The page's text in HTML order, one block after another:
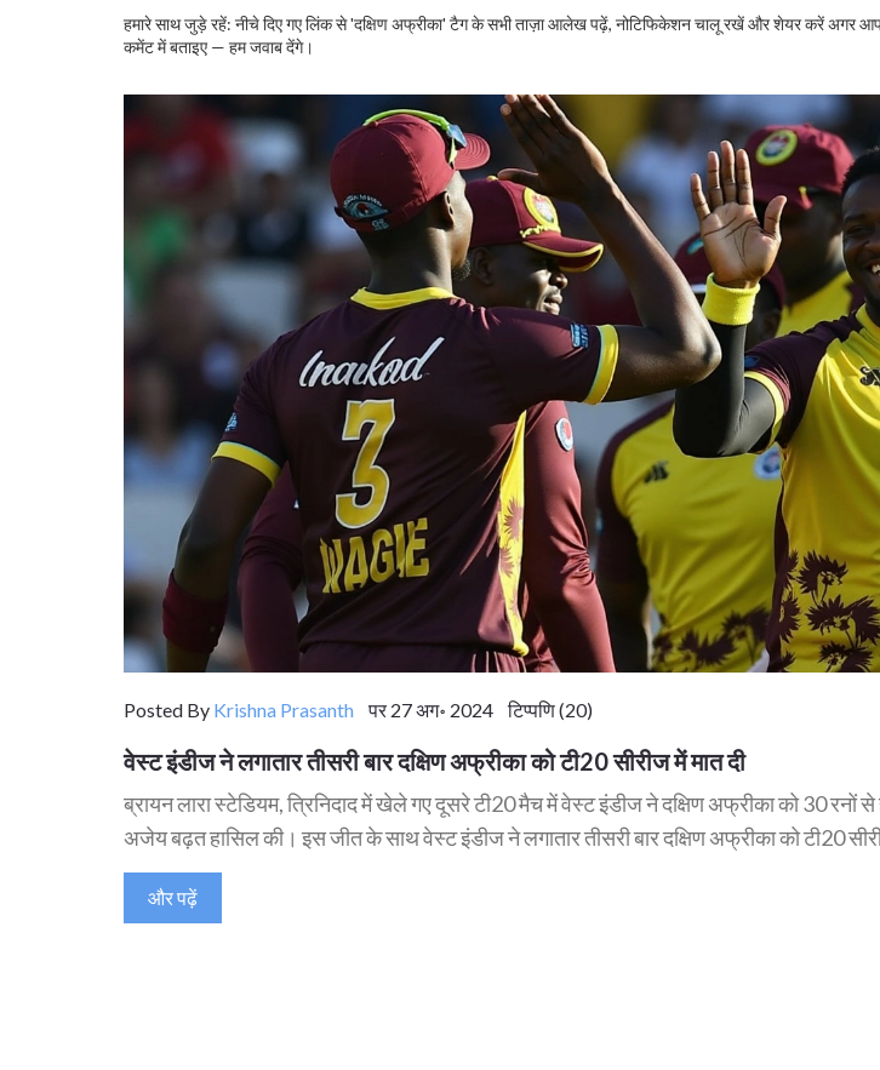
हमारे साथ जुड़े रहें: नीचे दिए गए लिंक से 'दक्षिण अफ्रीका' टैग के सभी ताज़ा आलेख पढ़ें, नोटिफिकेशन चालू रखें और शेयर करें अगर
कमेंट में बताइए — हम जवाब देंगे।
Posted By Krishna Prasanth पर 27 अग॰ 2024 टिप्पणि (20)
वेस्ट इंडीज ने लगातार तीसरी बार दक्षिण अफ्रीका को टी20 सीरीज में मात दी
ब्रायन लारा स्टेडियम, त्रिनिदाद में खेले गए दूसरे टी20 मैच में वेस्ट इंडीज ने दक्षिण अफ्रीका को 30 रनों
अजेय बढ़त हासिल की। इस जीत के साथ वेस्ट इंडीज ने लगातार तीसरी बार दक्षिण अफ्रीका को टी20
और पढ़ें